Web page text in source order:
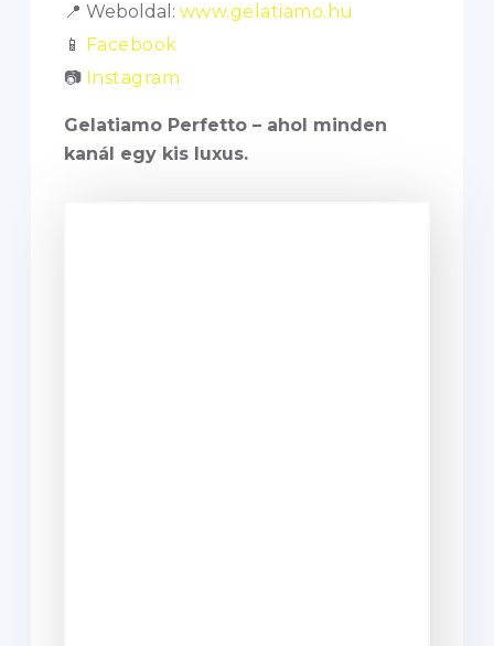
📍 Weboldal: www.gelatiamo.hu
📱 Facebook
📷 Instagram
Gelatiamo Perfetto – ahol minden
kanál egy kis luxus.